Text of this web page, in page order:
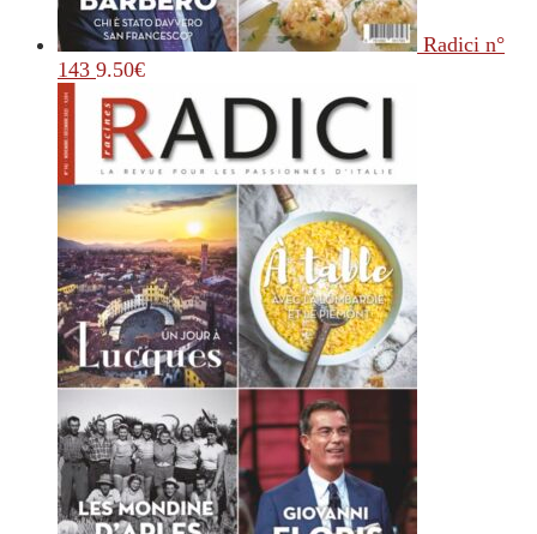
Radici n°
143 9.50€